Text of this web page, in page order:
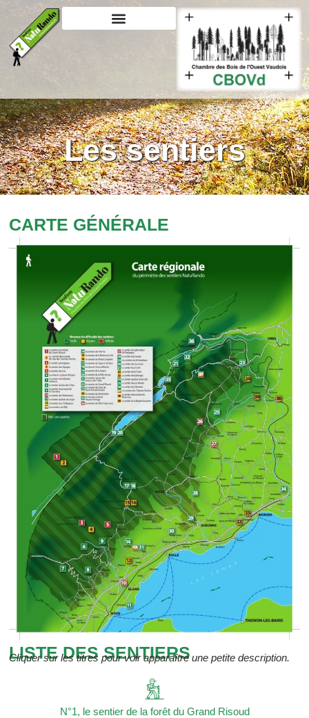
Les sentiers
CARTE GÉNÉRALE
LISTE DES SENTIERS
Cliquer sur les titres pour voir apparaître une petite description.
N°1, le sentier de la forêt du Grand Risoud